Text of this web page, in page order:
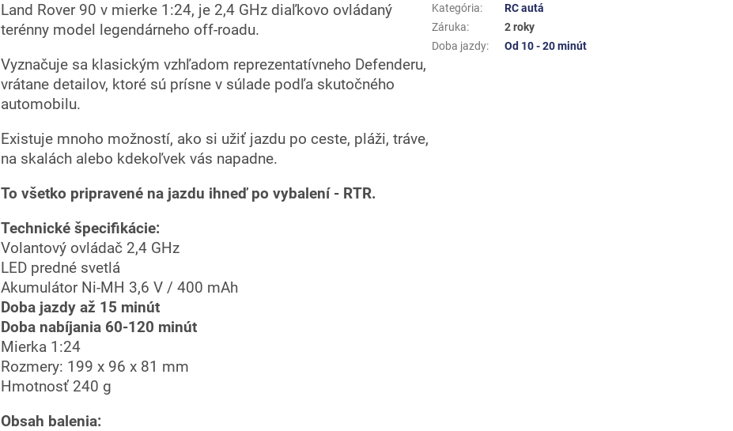
Land Rover 90 v mierke 1:24, je 2,4 GHz diaľkovo ovládaný
terénny model legendárneho off-roadu.
Vyznačuje sa klasickým vzhľadom reprezentatívneho Defenderu,
vrátane detailov, ktoré sú prísne v súlade podľa skutočného
automobilu.
Existuje mnoho možností, ako si užiť jazdu po ceste, pláži, tráve,
na skalách alebo kdekoľvek vás napadne.
To všetko pripravené na jazdu ihneď po vybalení - RTR.
Technické špecifikácie:
Volantový ovládač 2,4 GHz
LED predné svetlá
Akumulátor Ni-MH 3,6 V / 400 mAh
Doba jazdy až 15 minút
Doba nabíjania 60-120 minút
Mierka 1:24
Rozmery: 199 x 96 x 81 mm
Hmotnosť 240 g
Obsah balenia:
Kategória:
RC autá
Záruka:
2 roky
Doba jazdy: Od 10 - 20 minút